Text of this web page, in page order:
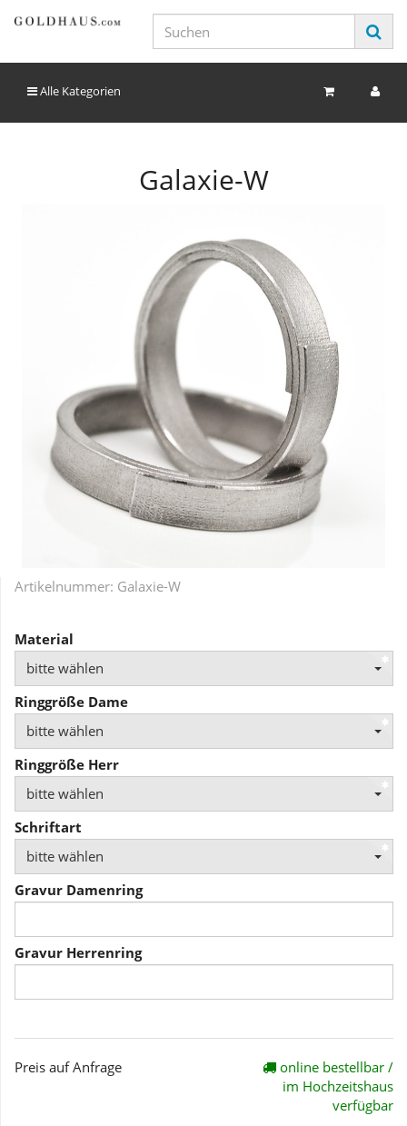
Alle Kategorien
Galaxie-W
Artikelnummer: Galaxie-W
Material
bitte wählen
Ringgröße Dame
bitte wählen
Ringgröße Herr
bitte wählen
Schriftart
bitte wählen
Gravur Damenring
Gravur Herrenring
Preis auf Anfrage
online bestellbar /
im Hochzeitshaus
verfügbar